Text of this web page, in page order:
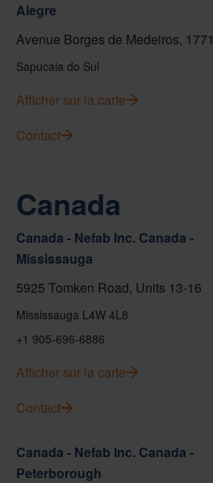
Alegre
Avenue Borges de Medeiros, 1771
Sapucaia do Sul
Afficher sur la carte
Contact
Canada
Canada - Nefab Inc. Canada -
Mississauga
5925 Tomken Road, Units 13-16
Mississauga L4W 4L8
+1 905-696-6886
Afficher sur la carte
Contact
Canada - Nefab Inc. Canada -
Peterborough